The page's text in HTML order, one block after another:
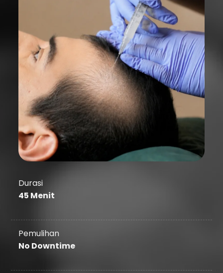
Durasi
45 Menit
Pemulihan
No Downtime